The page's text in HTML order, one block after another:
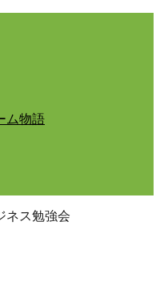
ム物語
ネス勉強会